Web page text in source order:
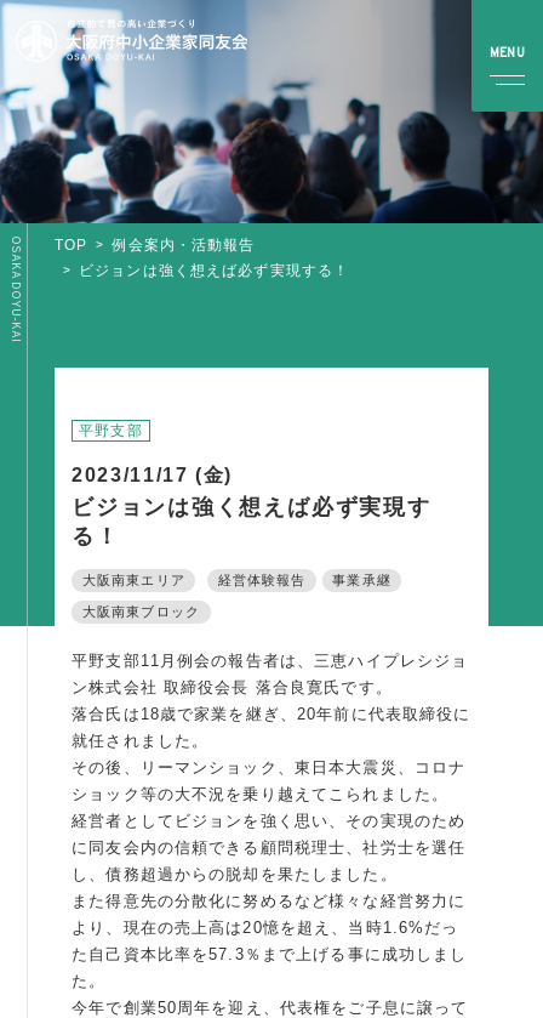
同友会について
調査・資料・提言
全国行事
その他の活動
同友会の地域づくり
産官学連携
TOP
例会案内・活動報告
ビジョンは強く想えば必ず実現する！
OSAKA DOYU-KAI
平野支部
2023/11/17 (金)
ビジョンは強く想えば必ず実現す
る！
大阪南東エリア 経営体験報告 事業承継
大阪南東ブロック
平野支部11月例会の報告者は、三恵ハイプレシジョ
ン株式会社 取締役会長 落合良寛氏です。
落合氏は18歳で家業を継ぎ、20年前に代表取締役に
就任されました。
その後、リーマンショック、東日本大震災、コロナ
ショック等の大不況を乗り越えてこられました。
経営者としてビジョンを強く思い、その実現のため
に同友会内の信頼できる顧問税理士、社労士を選任
し、債務超過からの脱却を果たしました。
また得意先の分散化に努めるなど様々な経営努力に
より、現在の売上高は20憶を超え、当時1.6%だっ
た自己資本比率を57.3％まで上げる事に成功しまし
た。
今年で創業50周年を迎え、代表権をご子息に譲って